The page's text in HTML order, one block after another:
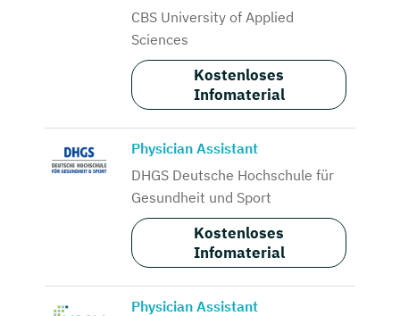
CBS University of Applied
Sciences
Kostenloses
Infomaterial
Physician Assistant
DHGS Deutsche Hochschule für
Gesundheit und Sport
Kostenloses
Infomaterial
Physician Assistant